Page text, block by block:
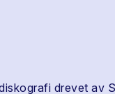
drevet av